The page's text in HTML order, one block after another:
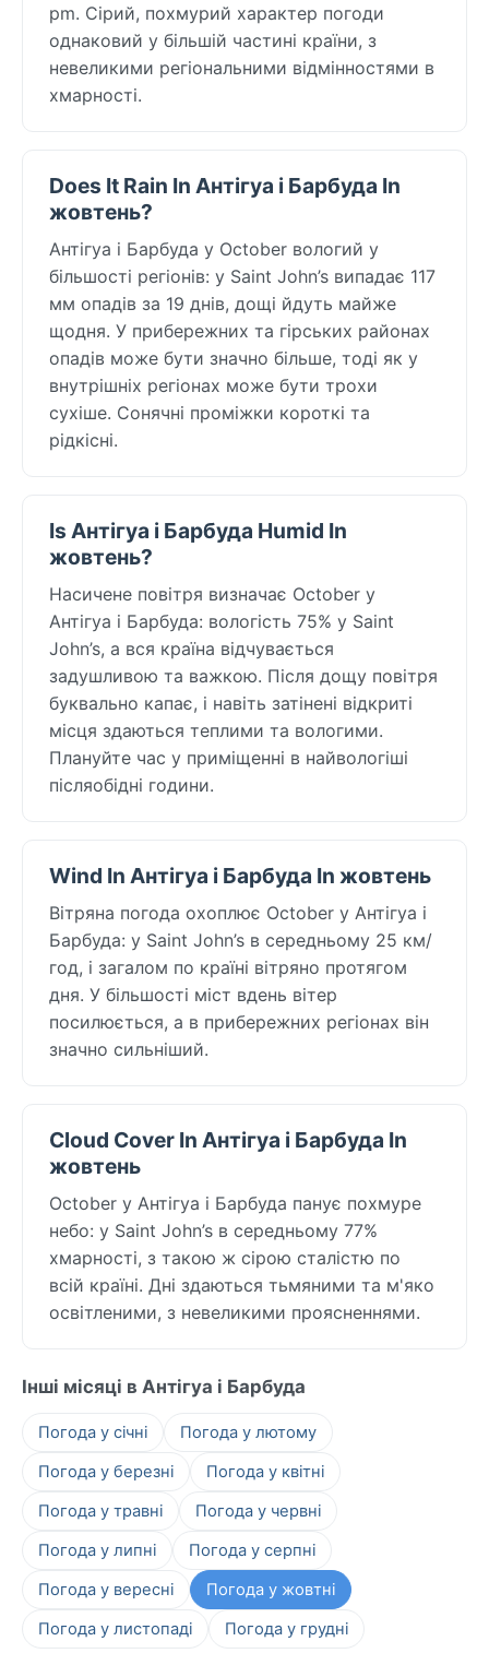
pm. Сірий, похмурий характер погоди
однаковий у більшій частині країни, з
невеликими регіональними відмінностями в
хмарності.
Does It Rain In Антігуа і Барбуда In
жовтень?
Антігуа і Барбуда у October вологий у
більшості регіонів: у Saint John’s випадає 117
мм опадів за 19 днів, дощі йдуть майже
щодня. У прибережних та гірських районах
опадів може бути значно більше, тоді як у
внутрішніх регіонах може бути трохи
сухіше. Сонячні проміжки короткі та
рідкісні.
Is Антігуа і Барбуда Humid In
жовтень?
Насичене повітря визначає October у
Антігуа і Барбуда: вологість 75% у Saint
John’s, а вся країна відчувається
задушливою та важкою. Після дощу повітря
буквально капає, і навіть затінені відкриті
місця здаються теплими та вологими.
Плануйте час у приміщенні в найвологіші
післяобідні години.
Wind In Антігуа і Барбуда In жовтень
Вітряна погода охоплює October у Антігуа і
Барбуда: у Saint John’s в середньому 25 км/
год, і загалом по країні вітряно протягом
дня. У більшості міст вдень вітер
посилюється, а в прибережних регіонах він
значно сильніший.
Cloud Cover In Антігуа і Барбуда In
жовтень
October у Антігуа і Барбуда панує похмуре
небо: у Saint John’s в середньому 77%
хмарності, з такою ж сірою сталістю по
всій країні. Дні здаються тьмяними та м'яко
освітленими, з невеликими проясненнями.
Інші місяці в Антігуа і Барбуда
Погода у січні
Погода у лютому
Погода у березні
Погода у квітні
Погода у травні
Погода у червні
Погода у липні
Погода у серпні
Погода у вересні
Погода у жовтні
Погода у листопаді
Погода у грудні